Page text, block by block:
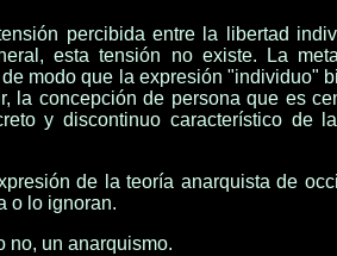
percibida entre la libertad
esta tensión no existe. La
modo que la expresión "individuo"
la concepción de persona que es
y discontinuo característico de
de la teoría anarquista de
o lo ignoran.
no, un anarquismo.